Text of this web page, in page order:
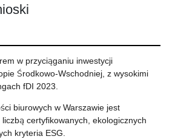
w przyciąganiu inwestycji
Środkowo-Wschodniej, z wysokimi
fDI 2023.
biurowych w Warszawie jest
certyfikowanych, ekologicznych
kryteria ESG.